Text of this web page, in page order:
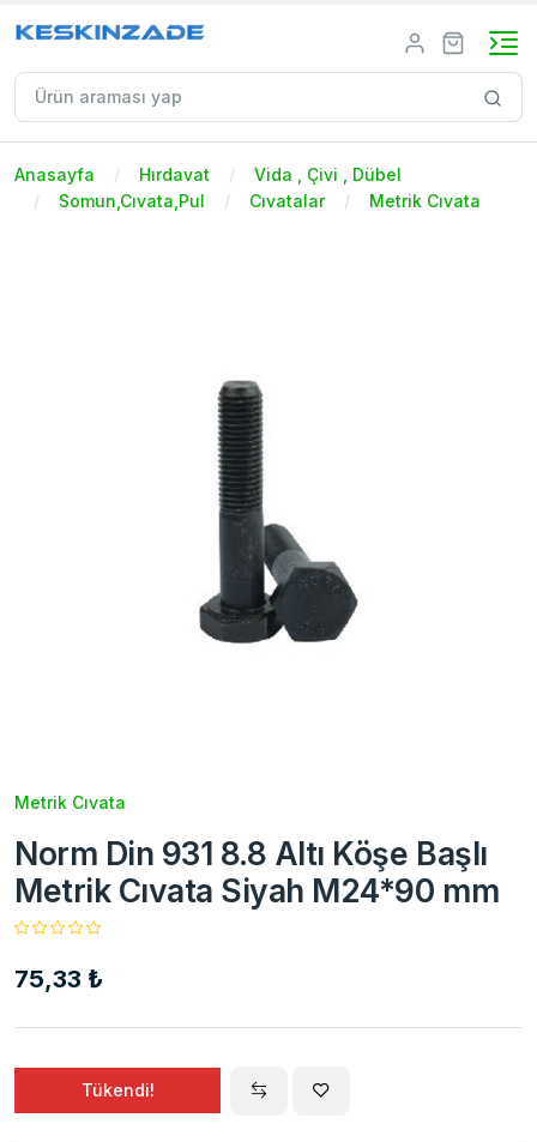
Anasayfa Hırdavat
Vida , Çivi , Dübel
Somun,Cıvata,Pul
Cıvatalar Metrik Cıvata
Metrik Cıvata
Norm Din 931 8.8 Altı Köşe Başlı
Metrik Cıvata Siyah M24*90 mm
75,33 ₺
Tükendi!